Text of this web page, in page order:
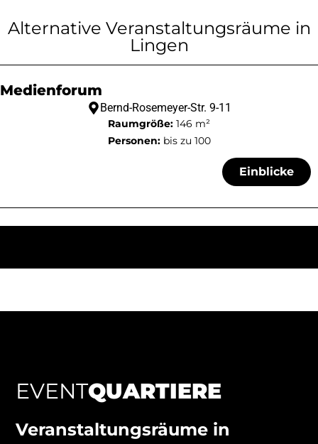
Alternative Veranstaltungsräume in
Lingen
Medienforum
Bernd-Rosemeyer-Str. 9-11
Raumgröße:146 m²
Personen:bis zu 100
Einblicke
EVENTQUARTIERE
Veranstaltungsräume in